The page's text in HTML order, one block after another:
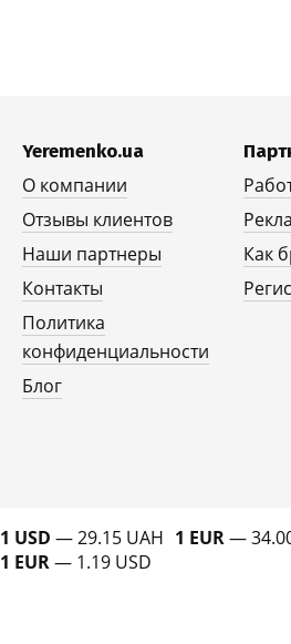
Yeremenko.ua
О компании
Отзывы клиентов
Наши партнеры
Контакты
Политика
конфиденциальности
Блог
Как
1 USD — 29.15 UAH
1 EUR— 1.19 USD
1 EUR—